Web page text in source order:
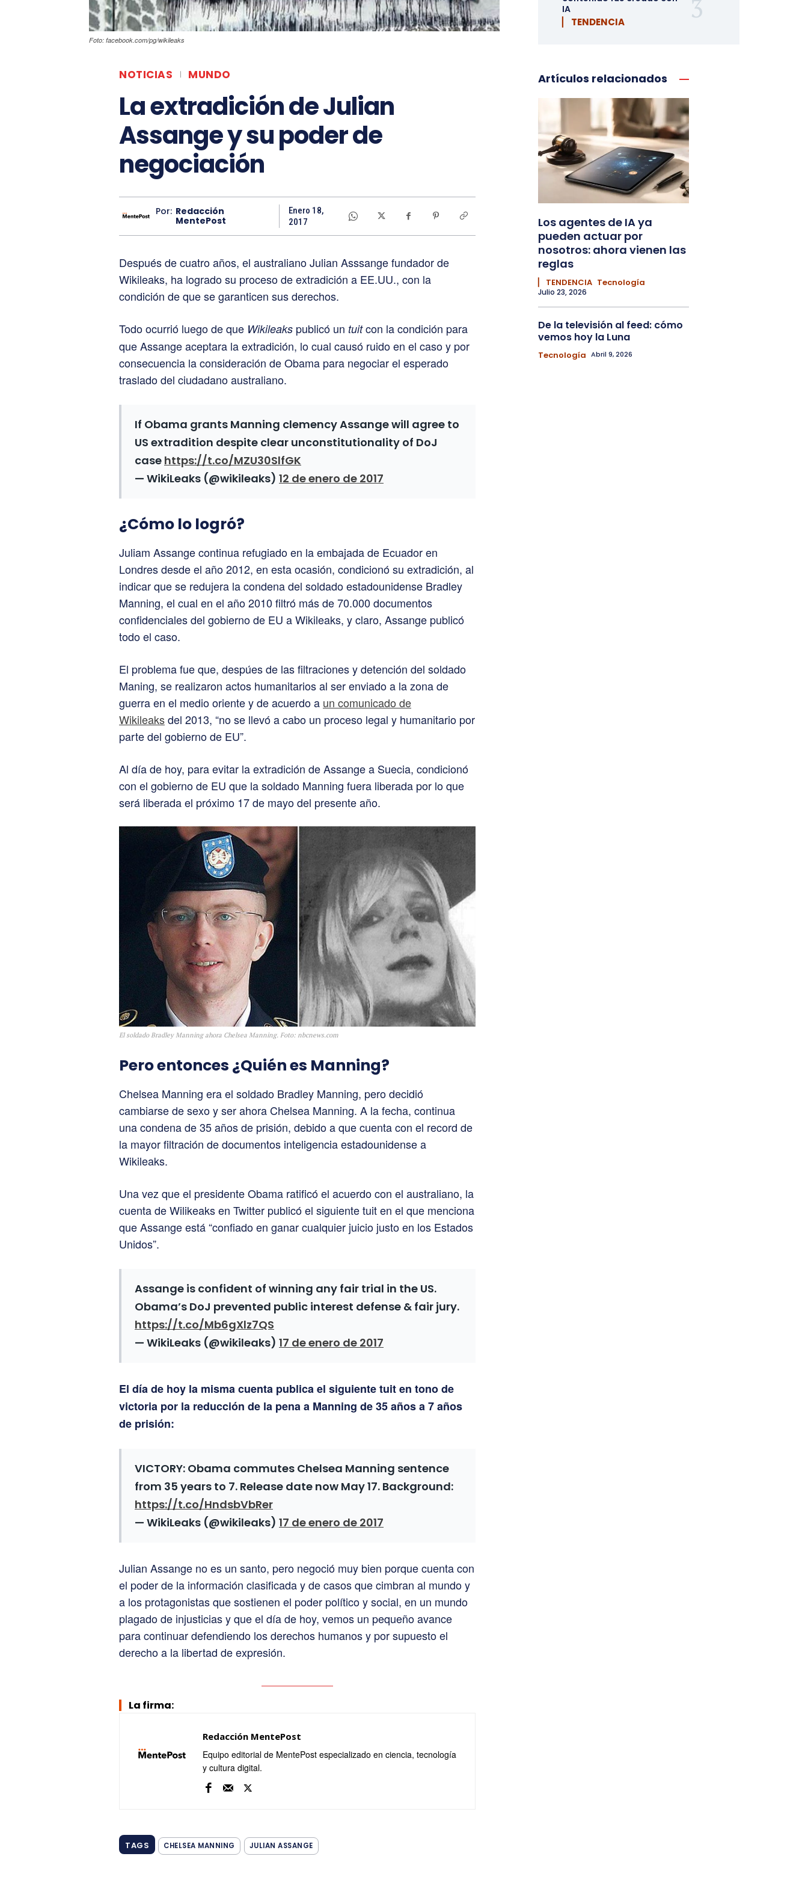
Foto: facebook.com/pg/wikileaks
NOTICIAS MUNDO
La extradición de Julian
Assange y su poder de
negociación
Por: Redacción
MentePost
Enero 18,
2017
Después de cuatro años, el australiano Julian Asssange fundador de
Wikileaks, ha logrado su proceso de extradición a EE.UU., con la
condición de que se garanticen sus derechos.
Todo ocurrió luego de que Wikileaks publicó un tuitcon la condición para
que Assange aceptara la extradición, lo cual causó ruido en el caso y por
consecuencia la consideración de Obama para negociar el esperado
traslado del ciudadano australiano.
If Obama grants Manning clemency Assange will agree to
US extradition despite clear unconstitutionality of DoJ
case https://t.co/MZU30SlfGK
— WikiLeaks (@wikileaks) 12 de enero de 2017
¿Cómo lo logró?
Juliam Assange continua refugiado en la embajada de Ecuador en
Londres desde el año 2012, en esta ocasión, condicionó su extradición, al
indicar que se redujera la condena del soldado estadounidense Bradley
Manning, el cual en el año 2010 filtró más de 70.000 documentos
confidenciales del gobierno de EU a Wikileaks, y claro, Assange publicó
todo el caso.
El problema fue que, despúes de las filtraciones y detención del soldado
Maning, se realizaron actos humanitarios al ser enviado a la zona de
guerra en el medio oriente y de acuerdo a un comunicado de
Wikileaksdel 2013, “no se llevó a cabo un proceso legal y humanitario por
parte del gobierno de EU”.
Al día de hoy, para evitar la extradición de Assange a Suecia, condicionó
con el gobierno de EU que la soldado Manning fuera liberada por lo que
será liberada el próximo 17 de mayo del presente año.
El soldado Bradley Manning ahora Chelsea Manning. Foto: nbcnews.com
Pero entonces ¿Quién es Manning?
Chelsea Manning era el soldado Bradley Manning, pero decidió
cambiarse de sexo y ser ahora Chelsea Manning. A la fecha, continua
una condena de 35 años de prisión, debido a que cuenta con el record de
la mayor filtración de documentos inteligencia estadounidense a
Wikileaks.
Una vez que el presidente Obama ratificó el acuerdo con el australiano, la
cuenta de Wilikeaks en Twitter publicó el siguiente tuit en el que menciona
que Assange está “confiado en ganar cualquier juicio justo en los Estados
Unidos”.
Assange is confident of winning any fair trial in the US.
Obama’s DoJ prevented public interest defense & fair jury.
https://t.co/Mb6gXlz7QS
— WikiLeaks (@wikileaks) 17 de enero de 2017
El día de hoy la misma cuenta publica el siguiente tuit en tono de
victoria por la reducción de la pena a Manning de 35 años a 7 años
de prisión:
VICTORY: Obama commutes Chelsea Manning sentence
from 35 years to 7. Release date now May 17. Background:
https://t.co/HndsbVbRer
— WikiLeaks (@wikileaks) 17 de enero de 2017
Julian Assange no es un santo, pero negoció muy bien porque cuenta con
el poder de la información clasificada y de casos que cimbran al mundo y
a los protagonistas que sostienen el poder político y social, en un mundo
plagado de injusticias y que el día de hoy, vemos un pequeño avance
para continuar defendiendo los derechos humanos y por supuesto el
derecho a la libertad de expresión.
La firma:
Redacción MentePost
Equipo editorial de MentePost especializado en ciencia, tecnología
y cultura digital.
TAGS CHELSEA MANNING JULIAN ASSANGE
IA
▏ TENDENCIA
Artículos relacionados
Los agentes de IA ya
pueden actuar por
nosotros: ahora vienen las
reglas
▏ TENDENCIA Tecnología
Julio 23, 2026
De la televisión al feed: cómo
vemos hoy la Luna
Tecnología Abril 9, 2026